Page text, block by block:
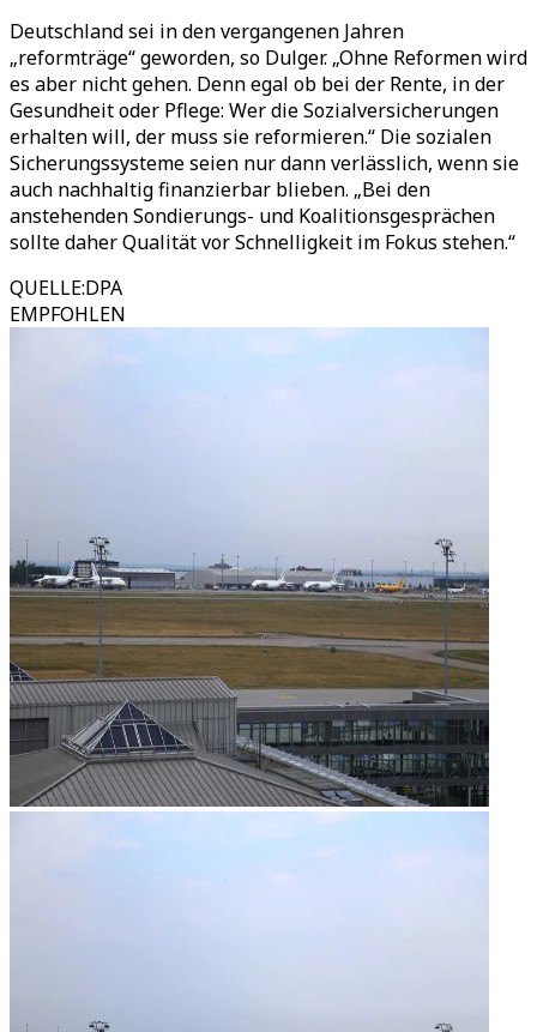
Deutschland sei in den vergangenen Jahren
„reformträge“ geworden, so Dulger. „Ohne Reformen wird
es aber nicht gehen. Denn egal ob bei der Rente, in der
Gesundheit oder Pflege: Wer die Sozialversicherungen
erhalten will, der muss sie reformieren.“ Die sozialen
Sicherungssysteme seien nur dann verlässlich, wenn sie
auch nachhaltig finanzierbar blieben. „Bei den
anstehenden Sondierungs- und Koalitionsgesprächen
sollte daher Qualität vor Schnelligkeit im Fokus stehen.“
QUELLE:DPA
EMPFOHLEN